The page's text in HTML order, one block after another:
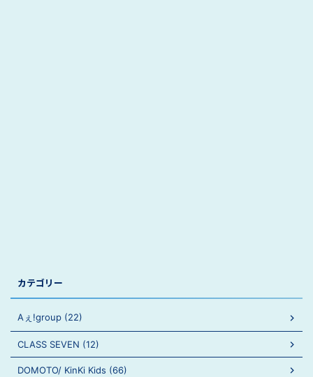
カテゴリー
Aぇ!group (22)
CLASS SEVEN (12)
DOMOTO/ KinKi Kids (66)